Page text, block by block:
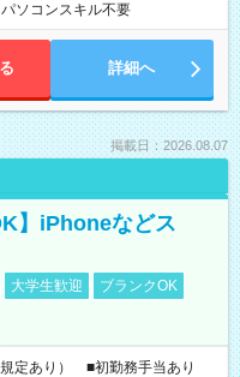
パソコンスキル不要
詳細へ
掲載日：2026.08.07
】iPhoneなどス
大学生歓迎
ブランクOK
定あり） ■初勤務手当あり